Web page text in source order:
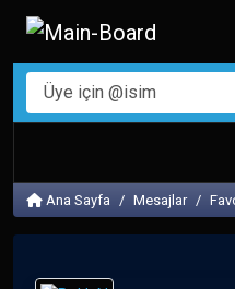
Ana Sayfa Mesajlar